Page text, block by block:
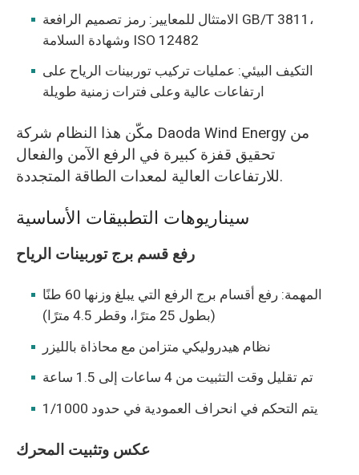
الامتثال للمعايير: رمز تصميم الرافعة GB/T 3811،
وشهادة السلامة ISO 12482
التكيف البيئي: عمليات تركيب توربينات الرياح على
ارتفاعات عالية وعلى فترات زمنية طويلة
مكّن هذا النظام شركة Daoda Wind Energy من
تحقيق قفزة كبيرة في الرفع الآمن والفعال
للارتفاعات العالية لمعدات الطاقة المتجددة.
سيناريوهات التطبيقات الأساسية
رفع قسم برج توربينات الرياح
المهمة: رفع أقسام برج الرفع التي يبلغ وزنها 60 طنًا
(بطول 25 مترًا، وقطر 4.5 مترًا)
نظام هيدروليكي متزامن مع محاذاة بالليزر
تم تقليل وقت التثبيت من 4 ساعات إلى 1.5 ساعة
يتم التحكم في انحراف العمودية في حدود 1/1000
عكس وتثبيت المحرك